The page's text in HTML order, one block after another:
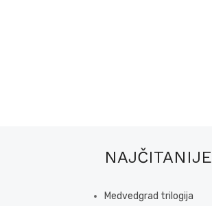
NAJČITANIJE
Medvedgrad trilogija